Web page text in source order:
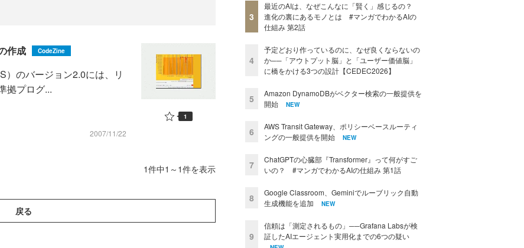
作成 CodeZine
のバージョン2.0には、リ
拠プログ...
2007/11/22
1
1件中1～1件を表示
戻る
3
最近のAIは、なぜこんなに「賢く」感じるの？
進化の裏にあるモノとは #マンガでわかるAIの
仕組み 第2話
4
予定どおり作っているのに、なぜ良くならないの
か──「アウトプット脳」と「ユーザー価値脳」
に橋をかける3つの設計【CEDEC2026】
5
Amazon DynamoDBがベクター検索の一般提供を
開始
NEW
6
AWS Transit Gateway、ポリシーベースルーティ
ングの一般提供を開始
NEW
7
ChatGPTの心臓部『Transformer』って何がすご
いの？ #マンガでわかるAIの仕組み 第1話
8
Google Classroom、Geminiでルーブリック自動
生成機能を追加
NEW
9
信頼は「測定されるもの」──Grafana Labsが検
証したAIエージェント実用化までの6つの疑い